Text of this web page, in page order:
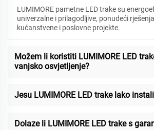
LUMIMORE pametne LED trake su
univerzalne i prilagodljive, ponudeći
kućanstvene i poslovne projekte.
Možem li koristiti LUMIMORE LED
vanjsko osvjetljenje?
Jesu LUMIMORE LED trake lako
Dolaze li LUMIMORE LED trake s